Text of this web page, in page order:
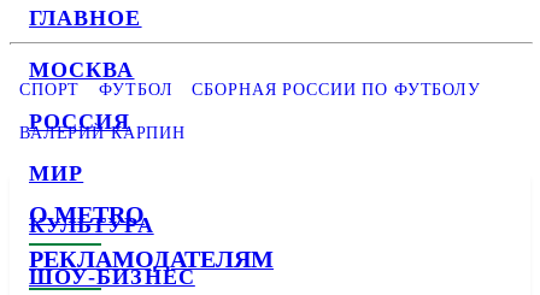
ГЛАВНОЕ
МОСКВА
РОССИЯ
МИР
КУЛЬТУРА
ШОУ-БИЗНЕС
СПОРТ ФУТБОЛ СБОРНАЯ РОССИИ ПО ФУТБОЛУ
ВАЛЕРИЙ КАРПИН
О METRO
РЕКЛАМОДАТЕЛЯМ